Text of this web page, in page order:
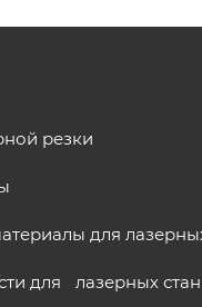
резки
для
для лазерных